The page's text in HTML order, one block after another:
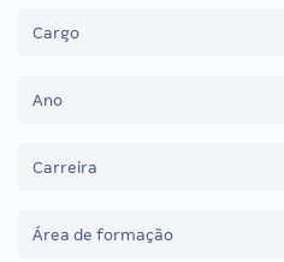
Cargo
Ano
Carreira
Área de formação